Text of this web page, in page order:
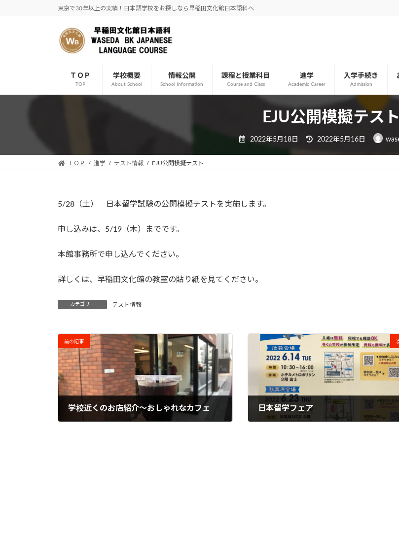
東京で30年以上の実績！日本語学校をお探しなら早稲田文化館日本語科へ
ＴＯＰ
TOP
学校概要
About School
情報公開
School Information
課程と授業科目
Course and Class
進学
Academic Career
入学手続き
Admission
EJU公開模擬テスト
2022年5月18日
最
終
新
2022年5月16日
ＴＯＰ 進学 テスト情報 EJU公開模擬テスト
5/28（土） 日本留学試験の公開模擬テストを実施します。
申し込みは、5/19（木）までです。
本館事務所で申し込んでください。
詳しくは、早稲田文化館の教室の貼り紙を見てください。
カテゴリー テスト情報
前の記事
学校近くのお店紹介～おしゃれなカフェ 日本留学フェア